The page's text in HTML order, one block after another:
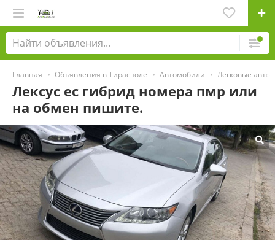
Главная Объявления в Тирасполе Автомобили Легковые
Лексус ес гибрид номера пмр или
на обмен пишите.